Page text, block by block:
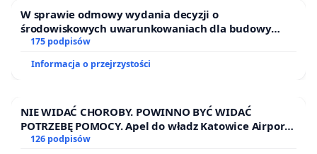
W sprawie odmowy wydania decyzji o
środowiskowych uwarunkowaniach dla budowy
zakładu wytwarzania biometanu „Krynki” w
Puszczy Knyszyńskiej
175 podpisów
Informacja o przejrzystości
NIE WIDAĆ CHOROBY. POWINNO BYĆ WIDAĆ
POTRZEBĘ POMOCY. Apel do władz Katowice Airport
o przystąpienie do programu HIDDEN DISABILITIES
126 podpisów